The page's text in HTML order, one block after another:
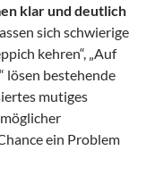
klar und deutlich
sich schwierige
kehren“, „Auf
lösen bestehende
mutiges
ein Problem